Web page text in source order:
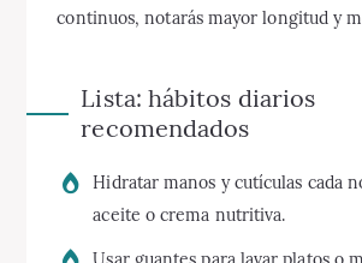
continuos, notarás mayor longitud y
Lista: hábitos diarios
recomendados
Hidratar manos y cutículas cada
aceite o crema nutritiva.